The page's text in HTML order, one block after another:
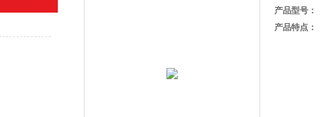
产品型号：
产品特点：